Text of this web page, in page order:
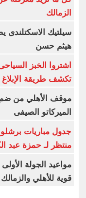
الزمالك
سيلتيك الاسكتلندى
هيثم حسن
اشتروا الخبز
تكشف طريقة
موقف الأهلي من ضم
الميركاتو الصيفى
جدول مباريات
منتظر لـ حمزة عبد
مواعيد الجولة
قوية للأهلي والزمالك